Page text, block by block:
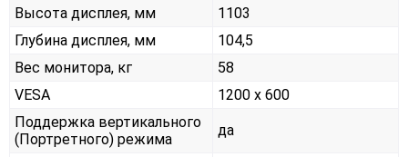
Высота дисплея, мм
1103
Глубина дисплея, мм
104,5
Вес монитора, кг
58
VESA
1200 х 600
Поддержка вертикального
(Портретного) режима
да